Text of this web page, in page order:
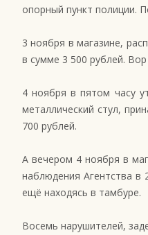
опорный пункт полиции.
3 ноября в магазине,
в сумме 3 500 рублей.
4 ноября в пятом часу
металлический стул,
700 рублей.
А вечером 4 ноября в
наблюдения Агентства в
ещё находясь в тамбуре.
Восемь нарушителей,